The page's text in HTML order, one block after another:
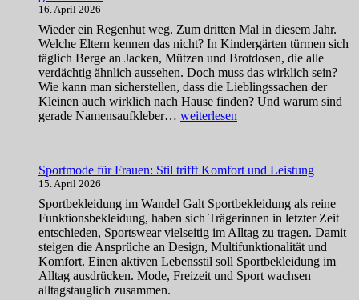
Hundepension
die
richtige
Wahl?
16. April 2026
Wieder ein Regenhut weg. Zum dritten Mal in diesem Jahr.
Welche Eltern kennen das nicht? In Kindergärten türmen sich
täglich Berge an Jacken, Mützen und Brotdosen, die alle
verdächtig ähnlich aussehen. Doch muss das wirklich sein?
Wie kann man sicherstellen, dass die Lieblingssachen der
Kleinen auch wirklich nach Hause finden? Und warum sind
gerade Namensaufkleber… Namensaufkleber
Helfer
das
große
Chaos
weiterlesen
Sportmode für Frauen: Stil trifft Komfort und Leistung
15. April 2026
Sportbekleidung im Wandel Galt Sportbekleidung als reine
Funktionsbekleidung, haben sich Trägerinnen in letzter Zeit
entschieden, Sportswear vielseitig im Alltag zu tragen. Damit
steigen die Ansprüche an Design, Multifunktionalität und
Komfort. Einen aktiven Lebensstil soll Sportbekleidung im
Alltag ausdrücken. Mode, Freizeit und Sport wachsen
alltagstauglich zusammen.